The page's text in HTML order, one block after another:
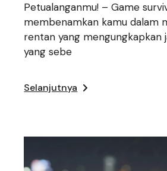
Petualanganmu! – Game
membenamkan kamu dalam
rentan yang mengungkapkan
yang sebe
Selanjutnya